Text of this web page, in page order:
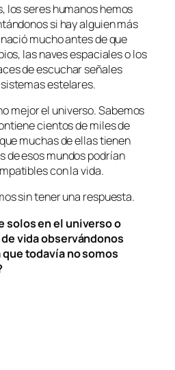
los seres humanos hemos
si hay alguien más
mucho antes de que
las naves espaciales o los
de escuchar señales
estelares.
mejor el universo. Sabemos
cientos de miles de
muchas de ellas tienen
de esos mundos podrían
con la vida.
sin tener una respuesta.
solos en el universo o
vida observándonos
todavía no somos